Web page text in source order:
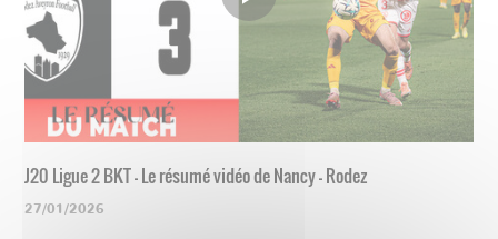
J20 Ligue 2 BKT - Le résumé vidéo de Nancy - Rodez
27/01/2026